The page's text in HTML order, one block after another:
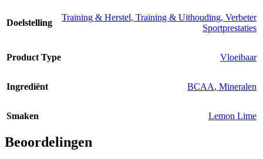
Doelstelling
Training & Herstel, Training & Uithouding, Verbeter
Sportprestaties
Product Type Vloeibaar
Ingrediënt BCAA, Mineralen
Smaken Lemon Lime
Beoordelingen